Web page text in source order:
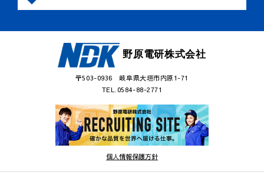
野原電研株式会社
〒503-0936 岐阜県大垣市内原1-71
TEL.0584-88-2771
個人情報保護方針